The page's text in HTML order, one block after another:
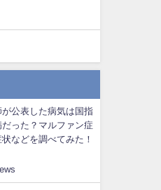
が公表した病気は国指
だった？マルファン症
などを調べてみた！